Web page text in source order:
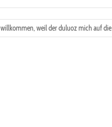
willkommen, weil der duluoz mich auf